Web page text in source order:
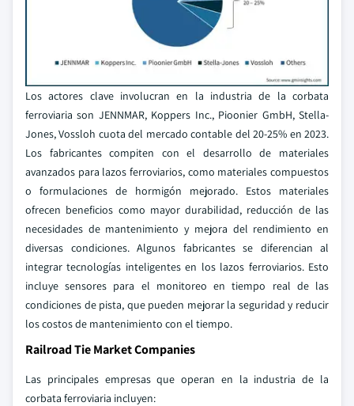
Los actores clave involucran en la industria de la corbata
ferroviaria son JENNMAR, Koppers Inc., Pioonier GmbH, Stella-
Jones, Vossloh cuota del mercado contable del 20-25% en 2023.
Los fabricantes compiten con el desarrollo de materiales
avanzados para lazos ferroviarios, como materiales compuestos
o formulaciones de hormigón mejorado. Estos materiales
ofrecen beneficios como mayor durabilidad, reducción de las
necesidades de mantenimiento y mejora del rendimiento en
diversas condiciones. Algunos fabricantes se diferencian al
integrar tecnologías inteligentes en los lazos ferroviarios. Esto
incluye sensores para el monitoreo en tiempo real de las
condiciones de pista, que pueden mejorar la seguridad y reducir
los costos de mantenimiento con el tiempo.
Railroad Tie Market Companies
Las principales empresas que operan en la industria de la
corbata ferroviaria incluyen: